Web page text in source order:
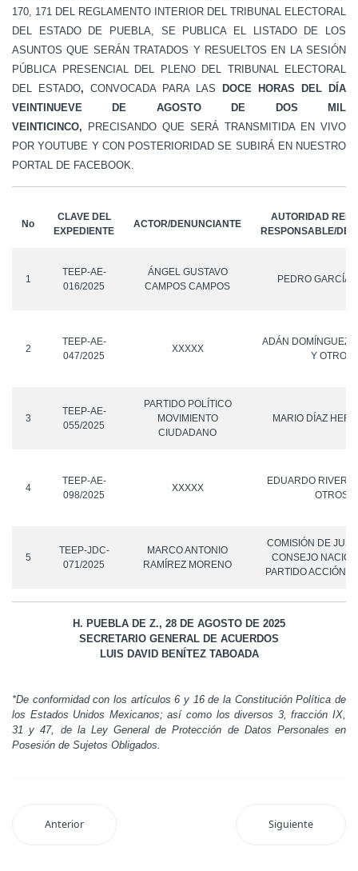
170, 171 DEL REGLAMENTO INTERIOR DEL TRIBUNAL ELECTORAL
DEL ESTADO DE PUEBLA, SE PUBLICA EL LISTADO DE LOS
ASUNTOS QUE SERÁN TRATADOS Y RESUELTOS EN LA SESIÓN
PÚBLICA PRESENCIAL DEL PLENO DEL TRIBUNAL ELECTORAL
DEL ESTADO, CONVOCADA PARA LAS DOCE HORAS
DEL DÍA
VEINTINUEVE DE AGOSTO DE DOS MIL
VEINTICINCO,
PRECISANDO QUE SERÁ TRANSMITIDA EN VIVO
POR YOUTUBE Y CON POSTERIORIDAD SE SUBIRÁ EN NUESTRO
PORTAL DE FACEBOOK.
No
CLAVE DEL
EXPEDIENTE
ACTOR/DENUNCIANTE
AUTORIDAD
RESPONSABLE/
1
TEEP-AE-
016/2025
ÁNGEL GUSTAVO
CAMPOS CAMPOS
PEDRO GARCÍA
2
TEEP-AE-
047/2025
XXXXX
ADÁN DOMÍNGUEZ
Y OTROS
3
TEEP-AE-
055/2025
PARTIDO POLÍTICO
MOVIMIENTO
CIUDADANO
MARIO DÍAZ
4
TEEP-AE-
098/2025
XXXXX
EDUARDO RIVERA
OTROS
5
TEEP-JDC-
071/2025
MARCO ANTONIO
RAMÍREZ MORENO
COMISIÓN DE
CONSEJO
PARTIDO ACCIÓN
H. PUEBLA DE Z., 28 DE AGOSTO DE 2025
SECRETARIO GENERAL DE ACUERDOS
LUIS DAVID BENÍTEZ TABOADA
*De conformidad con los artículos 6 y 16 de la Constitución Política de
los Estados Unidos Mexicanos; así como los diversos 3, fracción IX,
31 y 47, de la Ley General de Protección de Datos Personales en
Posesión de Sujetos Obligados.
Anterior Siguiente